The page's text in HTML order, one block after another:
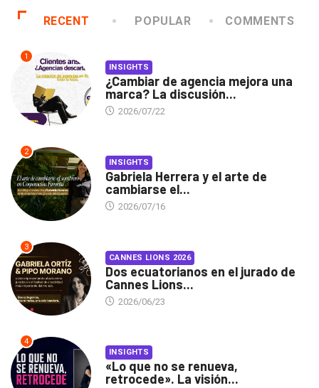
RECENT POPULAR COMMENTS
1
INSIGHTS
¿Cambiar de agencia mejora una
marca? La discusión...
2026/07/22
2
INSIGHTS
Gabriela Herrera y el arte de
cambiarse el...
2026/07/16
3
CANNES LIONS 2026
Dos ecuatorianos en el jurado de
Cannes Lions...
2026/06/23
4
INSIGHTS
«Lo que no se renueva,
retrocede». La visión...